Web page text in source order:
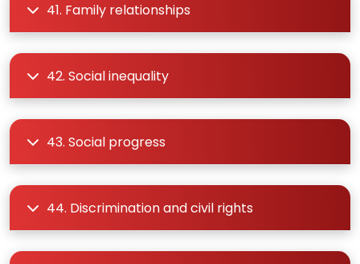
41. Family relationships
42. Social inequality
43. Social progress
44. Discrimination and civil rights